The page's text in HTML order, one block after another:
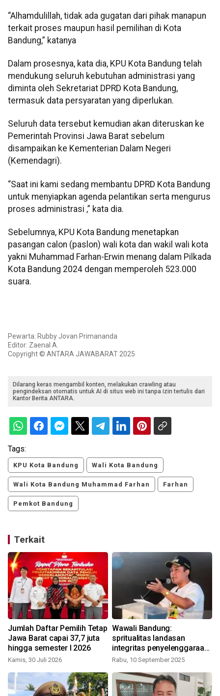
“Alhamdulillah, tidak ada gugatan dari pihak manapun
terkait proses maupun hasil pemilihan di Kota
Bandung,” katanya
Dalam prosesnya, kata dia, KPU Kota Bandung telah
mendukung seluruh kebutuhan administrasi yang
diminta oleh Sekretariat DPRD Kota Bandung,
termasuk data persyaratan yang diperlukan.
Seluruh data tersebut kemudian akan diteruskan ke
Pemerintah Provinsi Jawa Barat sebelum
disampaikan ke Kementerian Dalam Negeri
(Kemendagri).
“Saat ini kami sedang membantu DPRD Kota Bandung
untuk menyiapkan agenda pelantikan serta mengurus
proses administrasi ,” kata dia.
Sebelumnya, KPU Kota Bandung menetapkan
pasangan calon (paslon) wali kota dan wakil wali kota
yakni Muhammad Farhan-Erwin menang dalam Pilkada
Kota Bandung 2024 dengan memperoleh 523.000
suara.
Pewarta: Rubby Jovan Primananda
Editor: Zaenal A.
Copyright © ANTARA JAWABARAT 2025
Dilarang keras mengambil konten, melakukan crawling atau
pengindeksan otomatis untuk AI di situs web ini tanpa izin tertulis dari
Kantor Berita ANTARA.
Tags:
KPU Kota Bandung Wali Kota Bandung
Wali Kota Bandung Muhammad Farhan Farhan
Pemkot Bandung
Terkait
Jumlah Daftar Pemilih Tetap
Jawa Barat capai 37,7 juta
hingga semester I 2026
Kamis, 30 Juli 2026
Wawali Bandung:
spritualitas landasan
integritas penyelenggaraan
Pemilu
Rabu, 10 September 2025